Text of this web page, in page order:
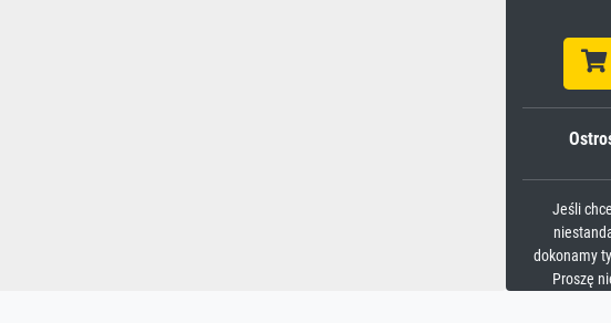
Jeśli
dokonamy
Proszę